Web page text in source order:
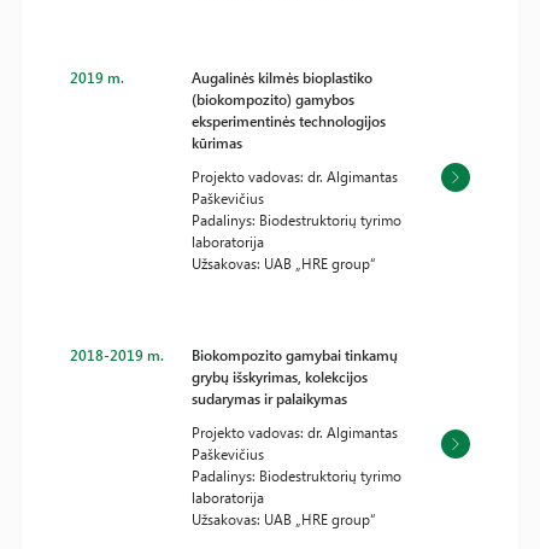
2019 m.
Augalinės kilmės bioplastiko
(biokompozito) gamybos
eksperimentinės technologijos
kūrimas
Projekto vadovas: dr. Algimantas
Paškevičius
Padalinys: Biodestruktorių tyrimo
laboratorija
Užsakovas: UAB „HRE group“
2018-2019 m.
Biokompozito gamybai tinkamų
grybų išskyrimas, kolekcijos
sudarymas ir palaikymas
Projekto vadovas: dr. Algimantas
Paškevičius
Padalinys: Biodestruktorių tyrimo
laboratorija
Užsakovas: UAB „HRE group“